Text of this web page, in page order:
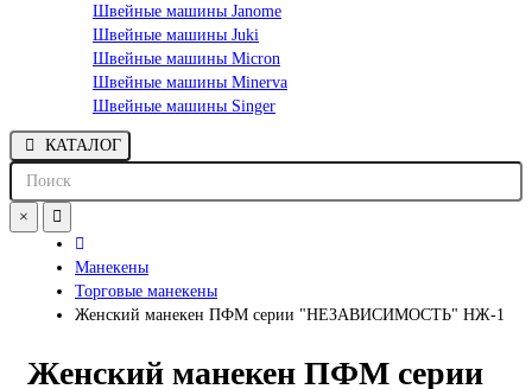
Швейные машины Janome
Швейные машины Juki
Швейные машины Micron
Швейные машины Minerva
Швейные машины Singer
КАТАЛОГ
×
Манекены
Торговые манекены
Женский манекен ПФМ серии "НЕЗАВИСИМОСТЬ" НЖ-1
Женский манекен ПФМ серии